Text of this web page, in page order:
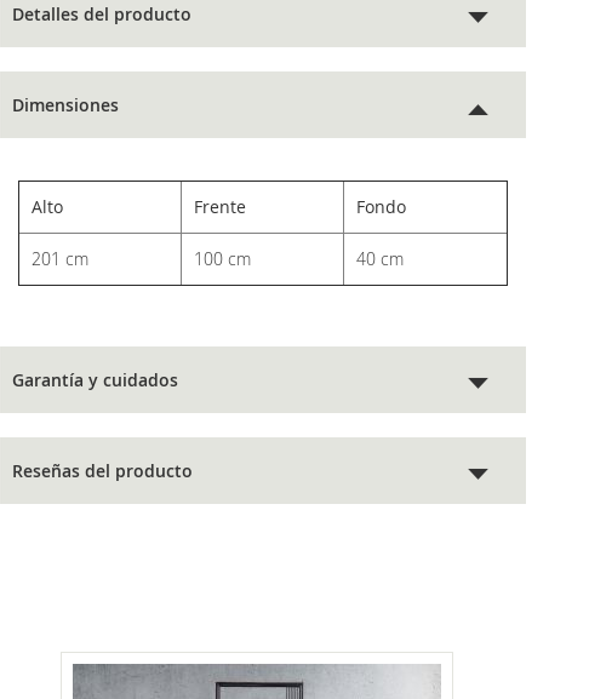
Detalles del producto
Dimensiones
Alto Frente Fondo
201 cm 100 cm 40 cm
Garantía y cuidados
Reseñas del producto